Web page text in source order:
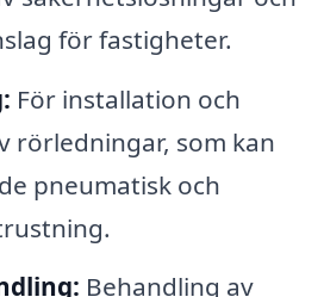
för fastigheter.
För installation och
rörledningar, som kan
pneumatisk och
Behandling av